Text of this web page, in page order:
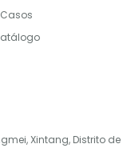
Xintang, Distrito de